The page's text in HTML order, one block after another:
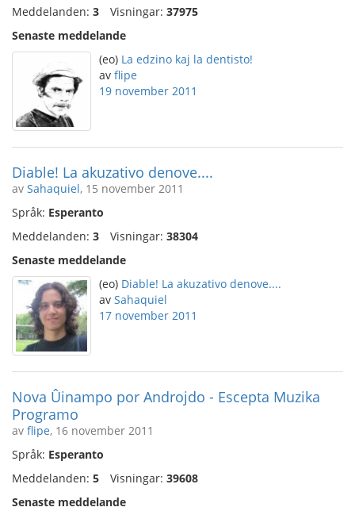
Meddelanden: 3 Visningar: 37975
Senaste meddelande
(eo) La edzino kaj la dentisto!
av flipe
19 november 2011
Diable! La akuzativo denove....
av Sahaquiel, 15 november 2011
Språk: Esperanto
Meddelanden: 3 Visningar: 38304
Senaste meddelande
(eo) Diable! La akuzativo denove....
av Sahaquiel
17 november 2011
Nova Ûinampo por Androjdo - Escepta Muzika
Programo
av flipe, 16 november 2011
Språk: Esperanto
Meddelanden: 5 Visningar: 39608
Senaste meddelande